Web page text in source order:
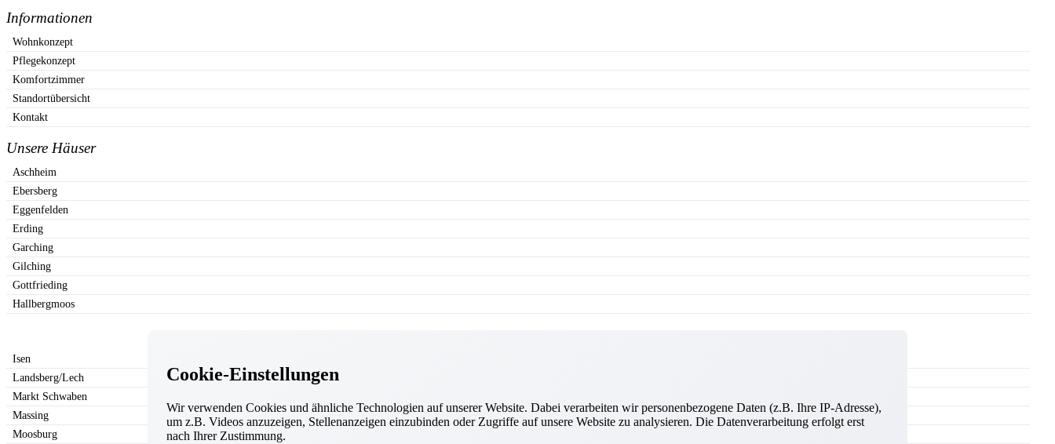
Cookie-Einstellungen
Wir verwenden Cookies und ähnliche Technologien auf unserer Website. Dabei verarbeiten wir personenbezogene Daten (z.B. Ihre IP-Adresse),
um z.B. Videos anzuzeigen, Stellenanzeigen einzubinden oder Zugriffe auf unsere Website zu analysieren. Die Datenverarbeitung erfolgt erst
nach Ihrer Zustimmung.
Informationen
Wohnkonzept
Pflegekonzept
Komfortzimmer
Standortübersicht
Kontakt
Unsere Häuser
Aschheim
Ebersberg
Eggenfelden
Erding
Garching
Gilching
Gottfrieding
Hallbergmoos
Isen
Landsberg/Lech
Markt Schwaben
Massing
Moosburg